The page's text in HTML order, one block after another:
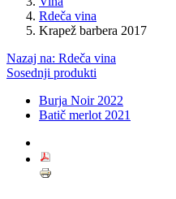
Rdeča vina
Krapež barbera 2017
Nazaj na: Rdeča vina
Sosednji produkti
Burja Noir 2022
Batič merlot 2021